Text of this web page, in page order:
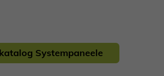
Systempaneele